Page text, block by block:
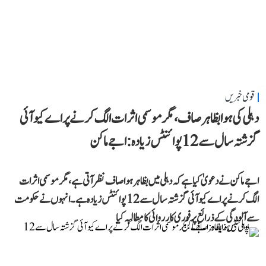
قومی خبریں
دہلی کی ہوا بظاہر صاف، مگر موسمی اثرات الگ کرنے پر اے کیو آئی
گزشتہ سال سے 12 پوائنٹس زیادہ: اجے ماکن
اجے ماکن نے دعویٰ کیا ہے کہ دہلی میں بظاہر ہوا صاف نظر آتی ہے، مگر موسمی اثرات
الگ کرنے پر اے کیو آئی گزشتہ سال سے 12 پوائنٹس زیادہ ہے۔ انہوں نے حکومت
سے آلودگی کے ذرائع پر فوری کارروائی کا مطالبہ کیا